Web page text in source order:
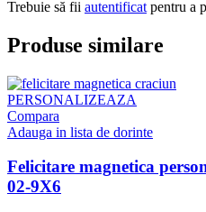
Trebuie să fii autentificat pentru a
Produse similare
PERSONALIZEAZA
Compara
Adauga in lista de dorinte
Felicitare magnetica
02-9X6